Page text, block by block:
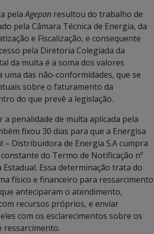
pelaAgepan resultou do trabalho de
pela Câmara Técnica de Energia, da
e Fiscalização, e consequente
pela Diretoria Colegiada da
da multa é a soma dos valores
uma das não-conformidades, que se
sobre o faturamento da
do que prevê a legislação.
a penalidade de multa aplicada pela
fixou 30 dias para que a Energisa
– Distribuidora de Energia S.A cumpra
do Termo de Notificação nº
Estadual. Essa determinação trata do
físico e financeiro para ressarcimento
anteciparam o atendimento,
recursos próprios, e enviar
com os esclarecimentos sobre os
ressarcimento.